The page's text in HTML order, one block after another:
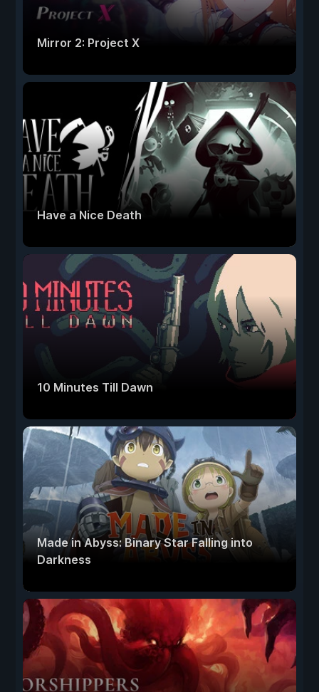
Mirror 2: Project X
Have a Nice Death
10 Minutes Till Dawn
Made in Abyss: Binary Star Falling into
Darkness